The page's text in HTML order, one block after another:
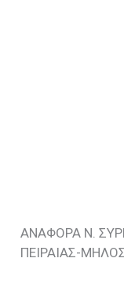
ΑΝΑΦΟΡΑ Ν.
ΠΕΙΡΑΙΑΣ-